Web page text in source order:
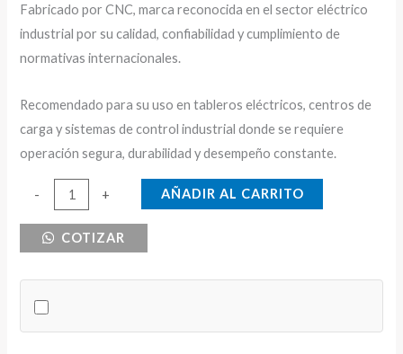
Fabricado por CNC, marca reconocida en el sector eléctrico
industrial por su calidad, confiabilidad y cumplimiento de
normativas internacionales.
Recomendado para su uso en tableros eléctricos, centros de
carga y sistemas de control industrial donde se requiere
operación segura, durabilidad y desempeño constante.
-
BORNERA
DISTRIBUCION
cantidad
+ AÑADIR AL CARRITO
COTIZAR